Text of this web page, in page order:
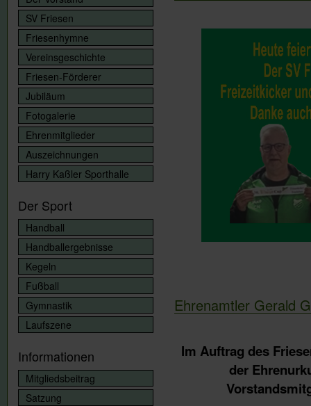
Ehrenamtler Gerald
Im Auftrag des
der
SV Friesen
Friesenhymne
Vereinsgeschichte
Friesen-Förderer
Jubiläum
Fotogalerie
Ehrenmitglieder
Auszeichnungen
Harry Kaßler Sporthalle
Der Sport
Handball
Handballergebnisse
Kegeln
Fußball
Gymnastik
Laufszene
Informationen
Mitgliedsbeitrag
Satzung